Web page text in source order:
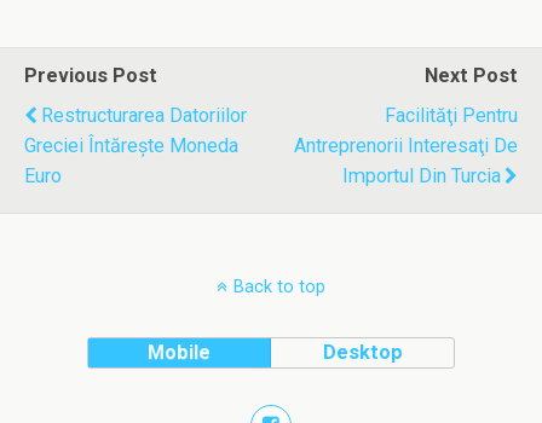
Previous Post
Restructurarea Datoriilor
Greciei Întăreşte Moneda
Euro
Next Post
Facilităţi Pentru
Antreprenorii Interesaţi De
Importul Din Turcia
Back to top
Mobile Desktop